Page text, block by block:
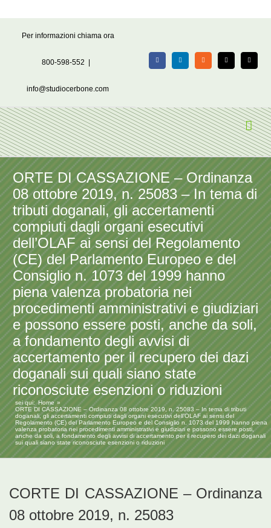
Per informazioni chiama ora
800-598-552
info@studiocerbone.com
FacebookLinkedIn Rss X Email
ORTE DI CASSAZIONE – Ordinanza
08 ottobre 2019, n. 25083 – In tema di
tributi doganali, gli accertamenti
compiuti dagli organi esecutivi
dell’OLAF ai sensi del Regolamento
(CE) del Parlamento Europeo e del
Consiglio n. 1073 del 1999 hanno
piena valenza probatoria nei
procedimenti amministrativi e giudiziari
e possono essere posti, anche da soli,
a fondamento degli avvisi di
accertamento per il recupero dei dazi
doganali sui quali siano state
riconosciute esenzioni o riduzioni
sei qui:
Home
ORTE DI CASSAZIONE – Ordinanza 08 ottobre 2019, n. 25083 – In tema di tributi
doganali, gli accertamenti compiuti dagli organi esecutivi dell’OLAF ai sensi del
Regolamento (CE) del Parlamento Europeo e del Consiglio n. 1073 del 1999 hanno piena
valenza probatoria nei procedimenti amministrativi e giudiziari e possono essere posti,
anche da soli, a fondamento degli avvisi di accertamento per il recupero dei dazi doganali
sui quali siano state riconosciute esenzioni o riduzioni
CORTE DI CASSAZIONE – Ordinanza
08 ottobre 2019, n. 25083